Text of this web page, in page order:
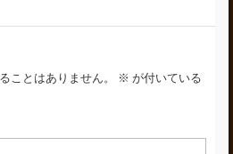
ことはありません。 ※ が付いている